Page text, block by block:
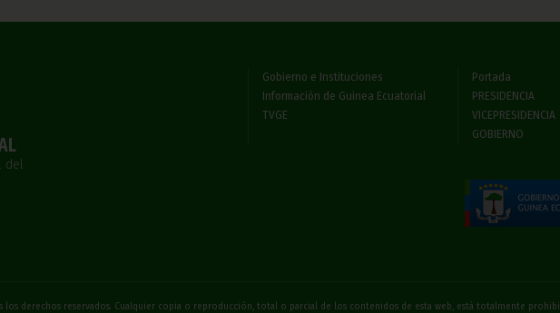
del
Gobierno e Instituciones
Información de Guinea Ecuatorial
TVGE
Portada
PRESIDENCIA
VICEPRESIDENCIA
GOBIERNO
los derechos reservados. Cualquier copia o reproducción, total o parcial de los contenidos de esta web, está totalmente